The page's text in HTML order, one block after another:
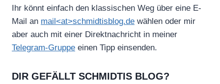
Ihr könnt einfach den klassischen Weg über eine E-
Mail an mail<at>schmidtisblog.de wählen oder mir
aber auch mit einer Direktnachricht in meiner
Telegram-Gruppe einen Tipp einsenden.
DIR GEFÄLLT SCHMIDTIS BLOG?